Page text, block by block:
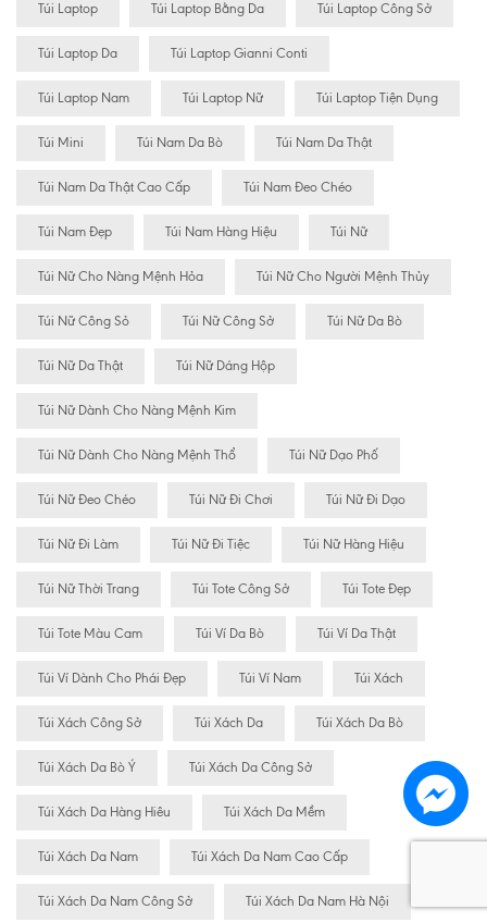
Túi Laptop Túi Laptop Bằng Da Túi Laptop Công Sở
Túi Laptop Da Túi Laptop Gianni Conti
Túi Laptop Nam Túi Laptop Nữ Túi Laptop Tiện Dụng
Túi Mini Túi Nam Da Bò Túi Nam Da Thật
Túi Nam Da Thật Cao Cấp Túi Nam Đeo Chéo
Túi Nam Đẹp Túi Nam Hàng Hiệu Túi Nữ
Túi Nữ Cho Nàng Mệnh Hỏa Túi Nữ Cho Người Mệnh Thủy
Túi Nữ Công Sỏ Túi Nữ Công Sở Túi Nữ Da Bò
Túi Nữ Da Thật Túi Nữ Dáng Hộp
Túi Nữ Dành Cho Nàng Mệnh Kim
Túi Nữ Dành Cho Nàng Mệnh Thổ Túi Nữ Dạo Phố
Túi Nữ Đeo Chéo Túi Nữ Đi Chơi Túi Nữ Đi Dạo
Túi Nữ Đi Làm Túi Nữ Đi Tiệc Túi Nữ Hàng Hiệu
Túi Nữ Thời Trang Túi Tote Công Sở Túi Tote Đẹp
Túi Tote Màu Cam Túi Ví Da Bò Túi Ví Da Thật
Túi Ví Dành Cho Phái Đẹp Túi Ví Nam Túi Xách
Túi Xách Công Sở Túi Xách Da Túi Xách Da Bò
Túi Xách Da Bò Ý Túi Xách Da Công Sở
Túi Xách Da Hàng Hiêu Túi Xách Da Mềm
Túi Xách Da Nam Túi Xách Da Nam Cao Cấp
Túi Xách Da Nam Công Sở Túi Xách Da Nam Hà Nội